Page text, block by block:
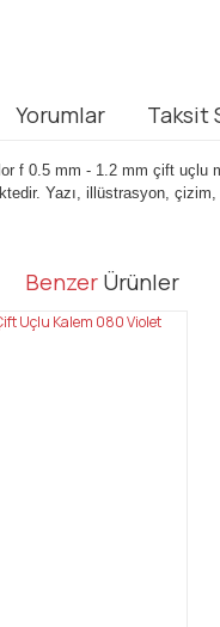
Yorumlar Taksit
f 0.5 mm - 1.2 mm çift uçlu
Yazı, illüstrasyon,
ürüne ilk yorumu siz yapın!
resim, ürün açıklamalarında
Benzer Ürünler